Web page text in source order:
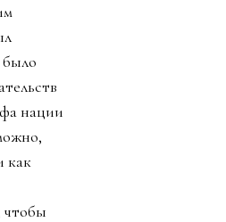
нации
как
чтобы